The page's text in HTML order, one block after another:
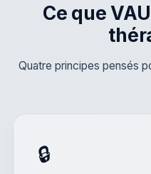
Ce que
Quatre principes pensés
🔒